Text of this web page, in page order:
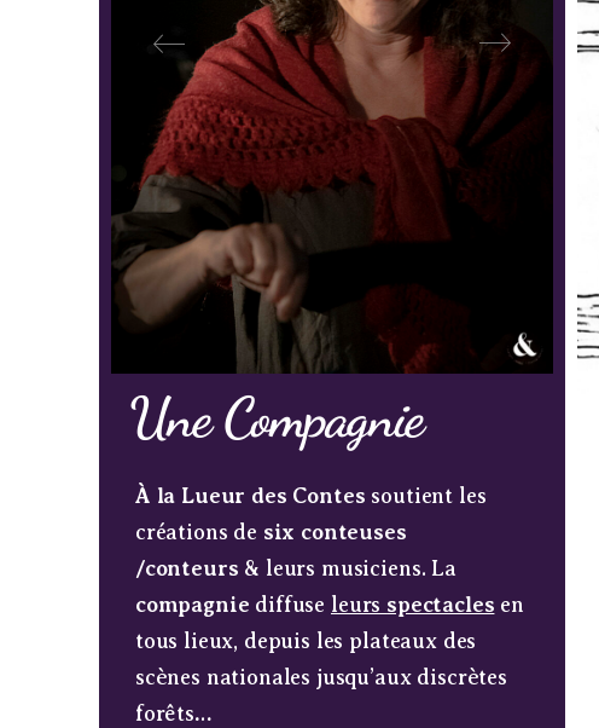
Une Compagnie
À la Lueur des Contes soutient les
créations de six conteuses
/conteurs & leurs musiciens. La
compagnie diffuse leurs spectacles en
tous lieux, depuis les plateaux des
scènes nationales jusqu’aux discrètes
forêts…